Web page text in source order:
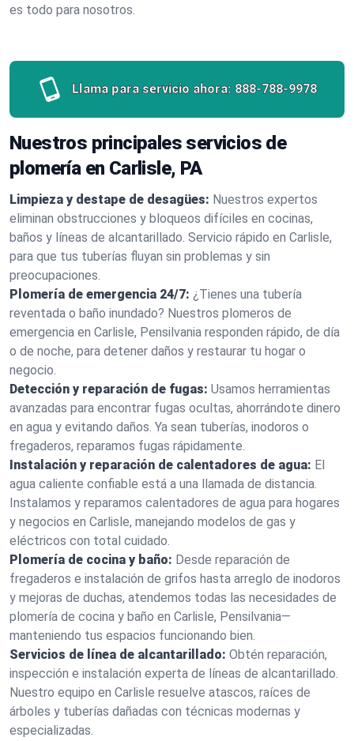
es todo para nosotros.
Llama para servicio ahora: 888-788-9978
Nuestros principales servicios de
plomería en Carlisle, PA
Limpieza y destape de desagües: Nuestros expertos
eliminan obstrucciones y bloqueos difíciles en cocinas,
baños y líneas de alcantarillado. Servicio rápido en Carlisle,
para que tus tuberías fluyan sin problemas y sin
preocupaciones.
Plomería de emergencia 24/7: ¿Tienes una tubería
reventada o baño inundado? Nuestros plomeros de
emergencia en Carlisle, Pensilvania responden rápido, de día
o de noche, para detener daños y restaurar tu hogar o
negocio.
Detección y reparación de fugas: Usamos herramientas
avanzadas para encontrar fugas ocultas, ahorrándote dinero
en agua y evitando daños. Ya sean tuberías, inodoros o
fregaderos, reparamos fugas rápidamente.
Instalación y reparación de calentadores de agua: El
agua caliente confiable está a una llamada de distancia.
Instalamos y reparamos calentadores de agua para hogares
y negocios en Carlisle, manejando modelos de gas y
eléctricos con total cuidado.
Plomería de cocina y baño: Desde reparación de
fregaderos e instalación de grifos hasta arreglo de inodoros
y mejoras de duchas, atendemos todas las necesidades de
plomería de cocina y baño en Carlisle, Pensilvania—
manteniendo tus espacios funcionando bien.
Servicios de línea de alcantarillado: Obtén reparación,
inspección e instalación experta de líneas de alcantarillado.
Nuestro equipo en Carlisle resuelve atascos, raíces de
árboles y tuberías dañadas con técnicas modernas y
especializadas.